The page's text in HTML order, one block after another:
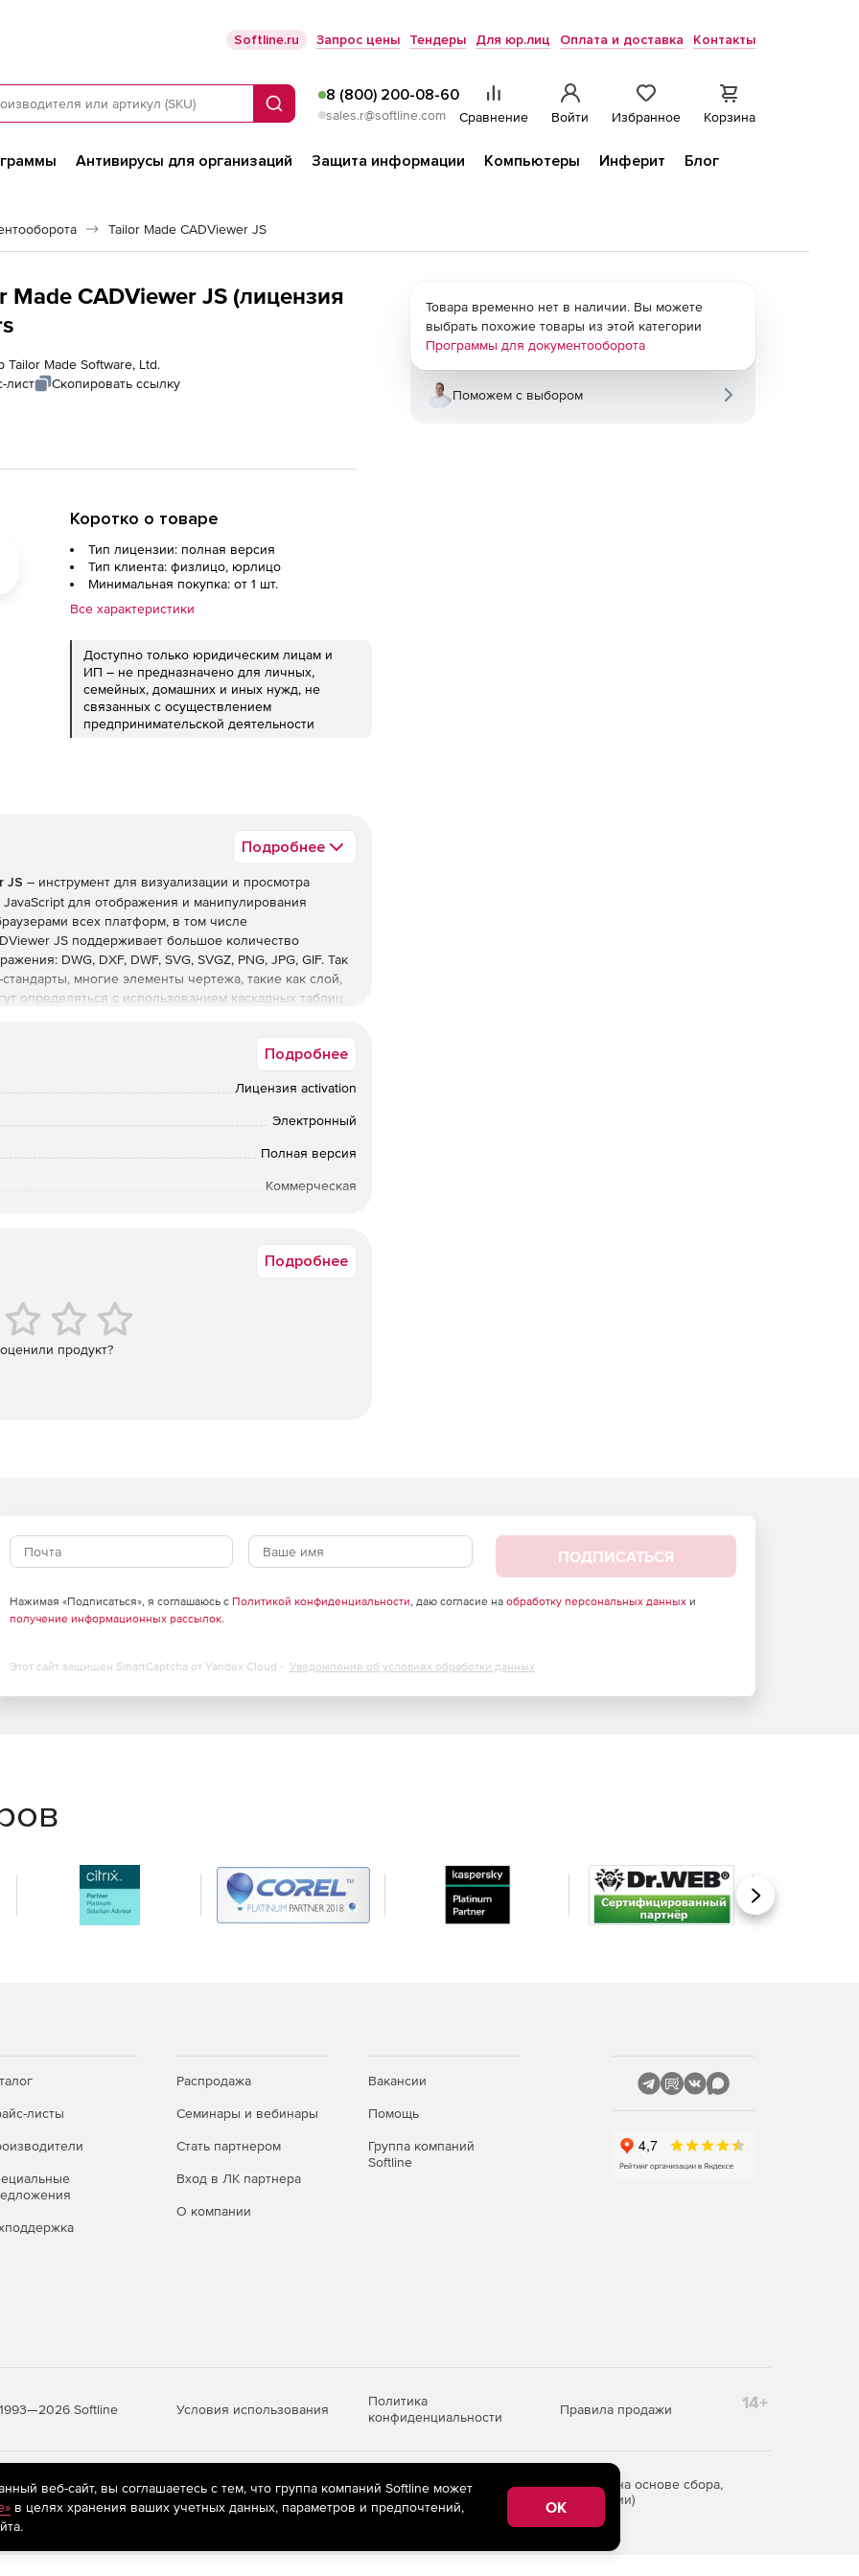
Softline.ru Запрос цены Тендеры Для юр.лиц Оплата и доставка Контакты
Поиск
8 (800) 200-08-60
sales.r@softline.com Сравнение Войти Избранное Корзина
Антивирусы для организаций Защита информации Компьютеры Инферит
Блог
Tailor Made CADViewer JS
CADViewer JS (лицензия
Made Software, Ltd.
лист Скопировать ссылку
Коротко о товаре
Тип лицензии: полная версия
Тип клиента: физлицо, юрлицо
Минимальная покупка: от 1 шт.
Все характеристики
Доступно только юридическим лицам и
ИП – не предназначено для личных,
семейных, домашних и иных нужд, не
связанных с осуществлением
предпринимательской деятельности
Подробнее
JS – инструмент для визуализации и просмотра
для отображения и манипулирования
всех платформ, в том числе
JS поддерживает большое количество
DWG, DXF, DWF, SVG, SVGZ, PNG, JPG, GIF. Так
многие элементы чертежа, такие как слой,
определяться с использованием каскадных таблиц
списка слоев, включая сортировку,
осуществлять поиск на отдельных текстовых
экземпляров строки.
для удобного вывода детали, но при этом
цвета и типа штриховки объектов.
Подробнее
Лицензия activation
Электронный
Полная версия
Коммерческая
Подробнее
продукт?
Товара временно нет в наличии. Вы можете
выбрать похожие товары из этой категории
Программы для документооборота
Поможем с выбором
ПОДПИСАТЬСЯ
Нажимая «Подписаться», я соглашаюсь с Политикой конфиденциальности, даю согласие на обработку персональных данныхи
получение информационных рассылок.
Этот сайт защищен SmartCaptcha от Yandex Cloud - Уведомление об условиях обработки данных
Вперед
листы
Распродажа
Семинары и вебинары
Стать партнером
Вход в ЛК партнера
О компании
Вакансии
Помощь
Группа компаний
Softline
Softline Условия использования
Политика
конфиденциальности
Правила продажи 14+
рекомендательные технологии(информационные технологии предоставления информации на основе сбора,
пользователей сети «Интернет», находящихся на территории Российской Федерации)
веб-сайт, вы соглашаетесь с тем, что группа компаний Softline может
в целях хранения ваших учетных данных, параметров и предпочтений,
OK